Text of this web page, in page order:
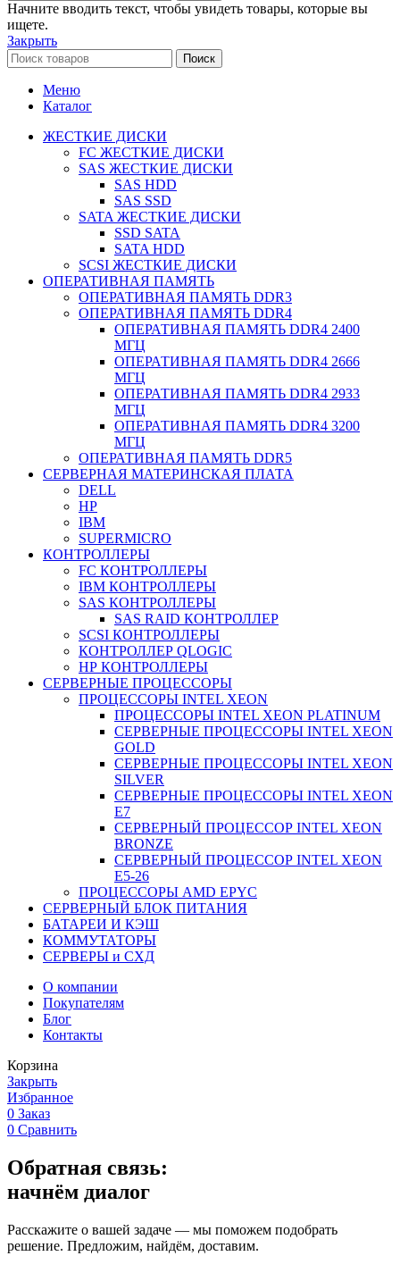
Начните вводить текст, чтобы увидеть товары, которые вы
ищете.
Закрыть
Поиск
Меню
Каталог
ЖЕСТКИЕ ДИСКИ
FC ЖЕСТКИЕ ДИСКИ
SAS ЖЕСТКИЕ ДИСКИ
SAS HDD
SAS SSD
SATA ЖЕСТКИЕ ДИСКИ
SSD SATA
SATA HDD
SCSI ЖЕСТКИЕ ДИСКИ
ОПЕРАТИВНАЯ ПАМЯТЬ
ОПЕРАТИВНАЯ ПАМЯТЬ DDR3
ОПЕРАТИВНАЯ ПАМЯТЬ DDR4
ОПЕРАТИВНАЯ ПАМЯТЬ DDR4 2400
МГЦ
ОПЕРАТИВНАЯ ПАМЯТЬ DDR4 2666
МГЦ
ОПЕРАТИВНАЯ ПАМЯТЬ DDR4 2933
МГЦ
ОПЕРАТИВНАЯ ПАМЯТЬ DDR4 3200
МГЦ
ОПЕРАТИВНАЯ ПАМЯТЬ DDR5
СЕРВЕРНАЯ МАТЕРИНСКАЯ ПЛАТА
DELL
HP
IBM
SUPERMICRO
КОНТРОЛЛЕРЫ
FC КОНТРОЛЛЕРЫ
IBM КОНТРОЛЛЕРЫ
SAS КОНТРОЛЛЕРЫ
SAS RAID КОНТРОЛЛЕР
SCSI КОНТРОЛЛЕРЫ
КОНТРОЛЛЕР QLOGIC
НР КОНТРОЛЛЕРЫ
СЕРВЕРНЫЕ ПРОЦЕССОРЫ
ПРОЦЕССОРЫ INTEL XEON
ПРОЦЕССОРЫ INTEL XEON PLATINUM
СЕРВЕРНЫЕ ПРОЦЕССОРЫ INTEL XEON
GOLD
СЕРВЕРНЫЕ ПРОЦЕССОРЫ INTEL XEON
SILVER
СЕРВЕРНЫЕ ПРОЦЕССОРЫ INTEL XEON
Е7
СЕРВЕРНЫЙ ПРОЦЕССОР INTEL XEON
BRONZE
СЕРВЕРНЫЙ ПРОЦЕССОР INTEL XEON
Е5-26
ПРОЦЕССОРЫ AMD EPYC
СЕРВЕРНЫЙ БЛОК ПИТАНИЯ
БАТАРЕИ И КЭШ
КОММУТАТОРЫ
СЕРВЕРЫ и СХД
О компании
Покупателям
Блог
Контакты
Корзина
Закрыть
Избранное
0 Заказ
0 Сравнить
Обратная связь:
начнём диалог
Расскажите о вашей задаче — мы поможем подобрать
решение. Предложим, найдём, доставим.